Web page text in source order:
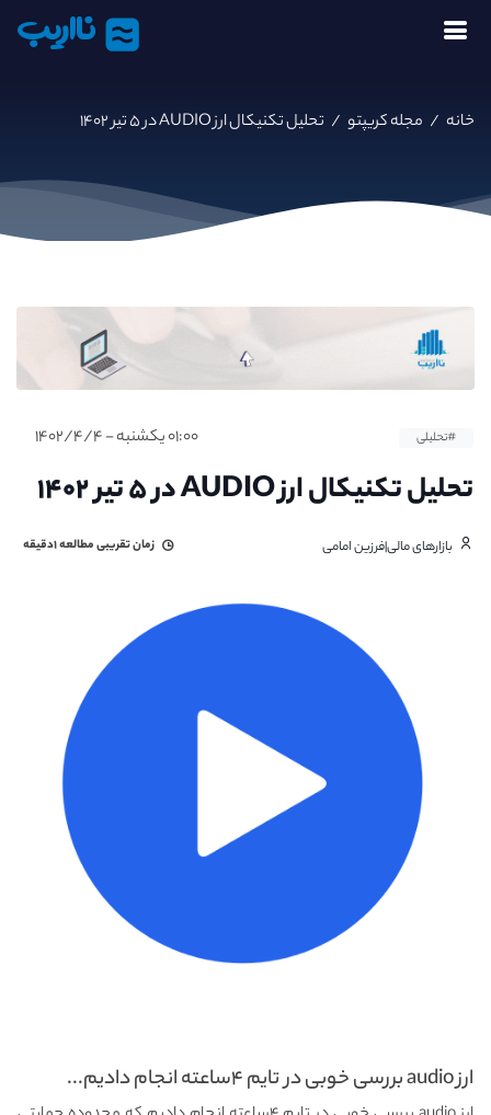
نااریب
خانه / مجله کریپتو / تحلیل تکنیکال ارز AUDIO در ۵ تیر ۱۴۰۲
#تحلیلی ۰۱:۰۰ یکشنبه - ۱۴۰۲/۴/۴
تحلیل تکنیکال ارز AUDIO در ۵ تیر ۱۴۰۲
بازارهای مالی|فرزین امامی زمان تقریبی مطالعه۱دقیقه
ارز audio بررسی خوبی در تایم ۴ساعته انجام دادیم...